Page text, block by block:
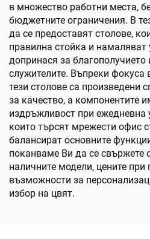
в множество работни места,
бюджетните ограничения. В
да се предоставят столове,
правилна стойка и намаляват
допринася за благополучието
служителите. Въпреки фокуса
тези столове са произведени
за качество, а компонентите
издръжливост при ежедневна
които търсят мрежести офис
балансират основните
поканваме Ви да се свържете
наличните модели, цените
възможности за
избор на цвят.